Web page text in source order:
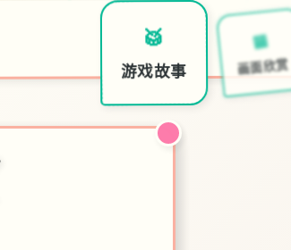
🥁
游戏故事
🏧
画面欣赏